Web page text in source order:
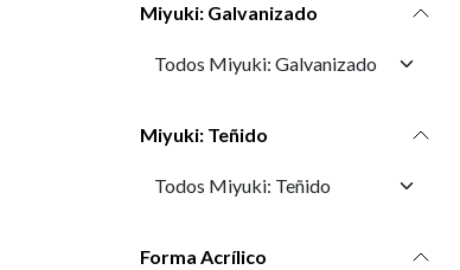
Miyuki: Galvanizado
Miyuki: Teñido
Forma Acrílico